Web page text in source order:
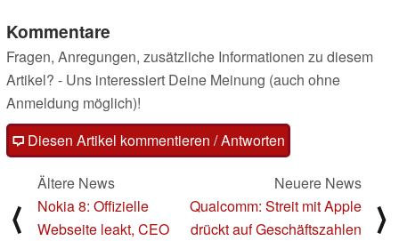
Kommentare
Fragen, Anregungen, zusätzliche Informationen zu diesem
Artikel? - Uns interessiert Deine Meinung (auch ohne
Anmeldung möglich)!
Diesen Artikel kommentieren / Antworten
⟨
Ältere News
Nokia 8: Offizielle
Webseite leakt, CEO
Neuere News
Qualcomm: Streit mit Apple
drückt auf Geschäftszahlen
⟩